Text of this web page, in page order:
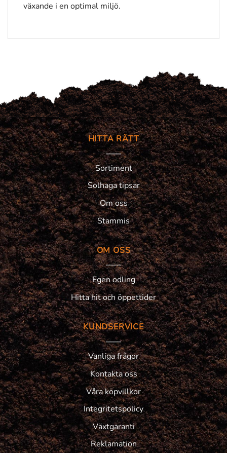
växande i en optimal miljö.
HITTA RÄTT
Sortiment
Solhaga tipsar
Om oss
Stammis
OM OSS
Egen odling
Hitta hit och öppettider
KUNDSERVICE
Vanliga frågor
Kontakta oss
Våra köpvillkor
Integritetspolicy
Växtgaranti
Reklamation